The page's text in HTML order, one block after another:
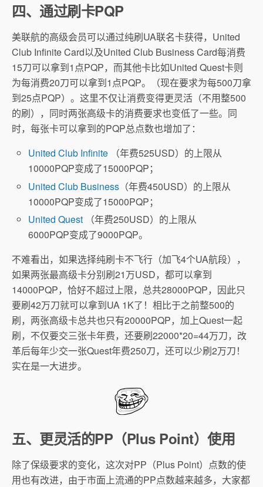
四、通过刷卡PQP
美联航的高级会员可以通过纯刷UA联名卡获得，United
Club Infinite Card以及United Club Business Card每消费
15刀可以拿到1点PQP，而其他卡比如United Quest卡则
为每消费20刀可以拿到1点PQP。（现在要求为每500刀拿
到25点PQP）。这里不仅让消费变得更灵活（不用整500
的刷），同时两张高级卡的消费要求也变低了一些。同
时，每张卡可以拿到的PQP总点数也增加了：
United Club Infinite （年费525USD）的上限从
10000PQP变成了15000PQP；
United Club Business （年费450USD）的上限从
10000PQP变成了15000PQP；
United Quest （年费250USD）的上限从
6000PQP变成了9000PQP。
不难看出，如果选择纯刷卡不飞行（加飞4个UA航段），
如果两张最高级卡分别刷21万USD，都可以拿到
14000PQP，恰好不超过上限，总共28000PQP，因此只
要刷42万刀就可以拿到UA 1K了！相比于之前整500的
刷，两张高级卡总共也只有20000PQP，加上Quest一起
刷，不仅要交三张卡年费，还要刷22000*20=44万刀，改
革后每年少交一张Quest年费250刀，还可以少刷2万刀！
实在是一大进步。
五、更灵活的PP（Plus Point）使用
除了保级要求的变化，这次对PP（Plus Point）点数的使
用也有改进，由于市面上流通的PP点数越来越多，大家都